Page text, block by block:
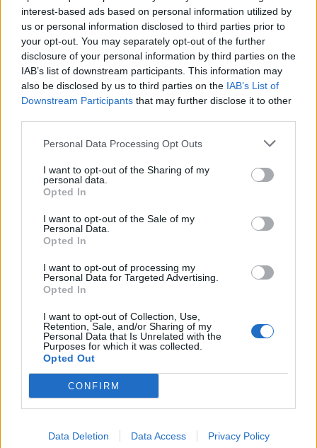
interest-based ads based on personal information utilized by
us or personal information disclosed to third parties prior to
your opt-out. You may separately opt-out of the further
disclosure of your personal information by third parties on the
IAB’s list of downstream participants. This information may
also be disclosed by us to third parties on the IAB’s List of
Downstream Participants that may further disclose it to other
Personal Data Processing Opt Outs
I want to opt-out of the Sharing of my
personal data.
Opted In
I want to opt-out of the Sale of my
Personal Data.
Opted In
I want to opt-out of processing my
Personal Data for Targeted Advertising.
Opted In
I want to opt-out of Collection, Use,
Retention, Sale, and/or Sharing of my
Personal Data that Is Unrelated with the
Purposes for which it was collected.
Opted Out
CONFIRM
Data Deletion Data Access Privacy Policy
ΡΟΗ ΕΙΔΗΣΕΩΝ
Τουλάχιστον 56 άνθρωποι έχουν εκτελεστεί στο
Ιράν από τον Μάρτιο, σύμφωνα με τον ΟΗΕ
05/08/2026 - 15:13 ΚΟΣΜΟΣ
Εξωδικαστικός Μηχανισμός: Άνω των 20 δισ. ευρώ
οι ρυθμίσεις οφειλών από την έναρξη λειτουργίας
της πλατφόρμας
05/08/2026 - 14:46
Κ. Μητσοτάκης: Επιτάχυνση της κρατικής αρωγής
και της αποκατάστασης στις πυρόπληκτες περιοχές
Λειψία: Drone με εκρηκτικό μηχανισμό εντοπίστηκε
05/08/2026 - 14:24 ΚΟΣΜΟΣ
Γ. Χατζηθεοδοσίου: Οι πολίτες μειώνουν την
κατανάλωση αγαθών λόγω της ακρίβειας
05/08/2026 - 13:59 ΟΙΚΟΝΟΜΙΑ
Ένωση Ξενοδόχων Αττικής: Το α' εξάμηνο του 2026
προορισμός